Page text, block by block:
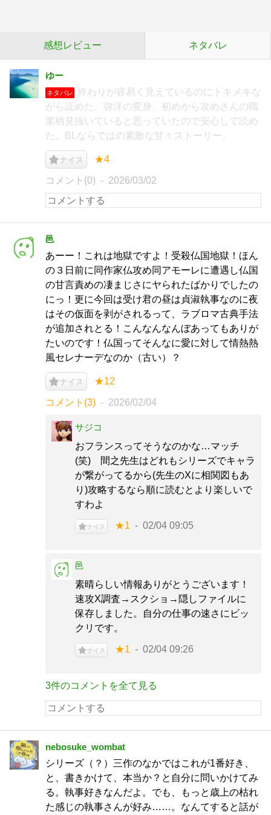
感想レビュー ネタバレ
ゆー
ネタバレ
終わりが容易く見えているのにトキメキな
がら読めた。弥洋の変身、初めから攻めさんの職
業柄見抜いていると思っていたので安心して読め
た。BLならではの素敵な甘々ストーリー。
ナイス ★4
コメント(0) 2026/03/02
邑
あーー！これは地獄ですよ！受殺仏国地獄！ほん
の３日前に同作家仏攻め同アモーレに遭遇し仏国
の甘言責めの凄まじさにヤられたばかりでしたの
にっ！更に今回は受け君の昼は貞淑執事なのに夜
はその仮面を剥がされるって、ラブロマ古典手法
が追加されとる！こんなんなんぼあってもありが
たいのです！仏国ってそんなに愛に対して情熱熱
風セレナーデなのか（古い）？
ナイス ★12
コメント(3) 2026/02/04
サジコ
おフランスってそうなのかな…マッチ
(笑) 間之先生はどれもシリーズでキャラ
が繋がってるから(先生のXに相関図もあ
り)攻略するなら順に読むとより楽しいで
すわよ
ナイス ★1 02/04 09:05
邑
素晴らしい情報ありがとうございます！
速攻X調査→スクショ→隠しファイルに
保存しました。自分の仕事の速さにビッ
クリです。
ナイス ★1 02/04 09:26
3件のコメントを全て見る
nebosuke_wombat
シリーズ（？）三作のなかではこれが1番好き、
と、書きかけて、本当か？と自分に問いかけてみ
る。執事好きなんだよ。でも、もっと歳上の枯れ
た感じの執事さんが好み……。なんてすると話が